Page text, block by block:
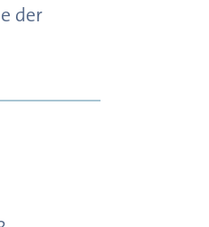
der